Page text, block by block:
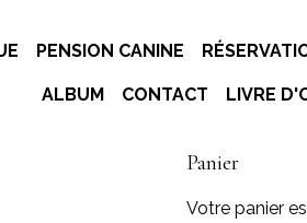
PENSION CANINE
ALBUM CONTACT LIVRE
Panier
Votre panier